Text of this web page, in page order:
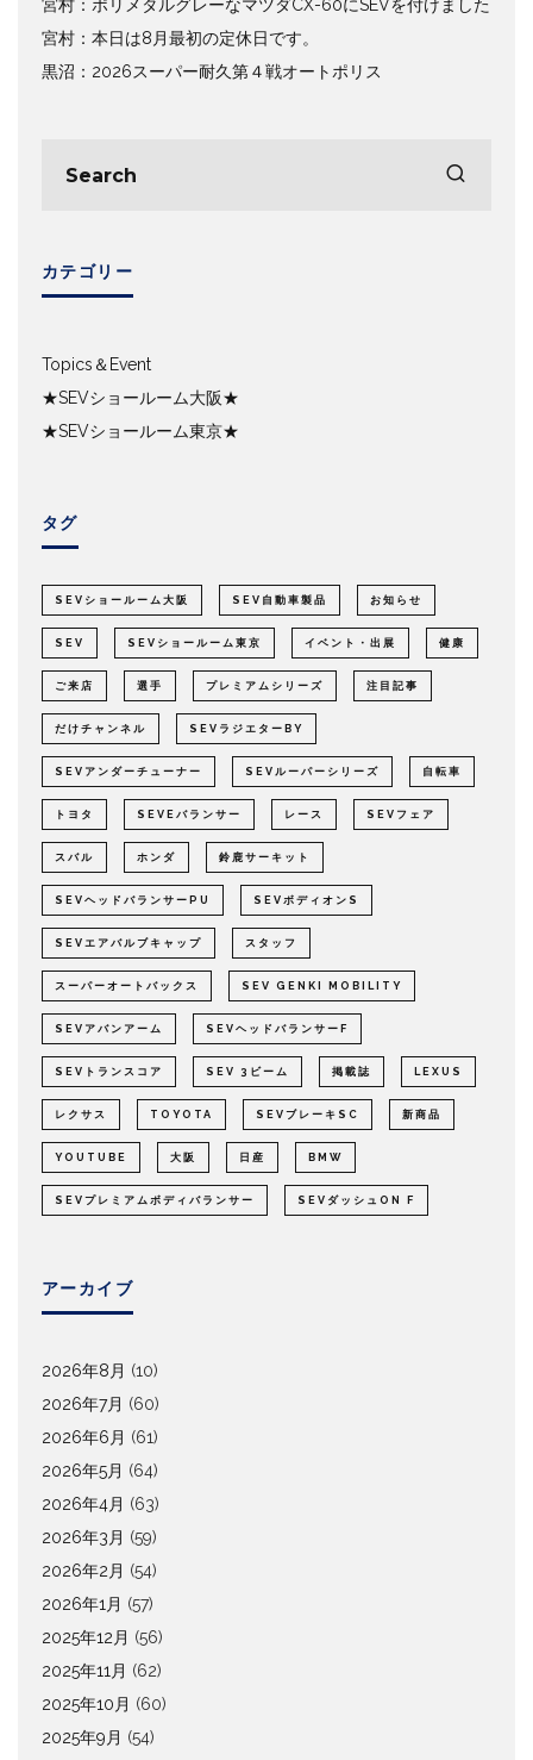
宮村：ポリメタルグレーなマツダCX-60にSEVを付けました
宮村：本日は8月最初の定休日です。
黒沼：2026スーパー耐久第４戦オートポリス
カテゴリー
Topics＆Event
★SEVショールーム大阪★
★SEVショールーム東京★
タグ
SEVショールーム大阪 SEV自動車製品 お知らせ
SEV SEVショールーム東京 イベント・出展 健康
ご来店 選手 プレミアムシリーズ 注目記事
だけチャンネル SEVラジエターBY
SEVアンダーチューナー SEVルーパーシリーズ 自転車
トヨタ SEVEバランサー レース SEVフェア
スバル ホンダ 鈴鹿サーキット
SEVヘッドバランサーPU SEVボディオンS
SEVエアバルブキャップ スタッフ
スーパーオートバックス SEV GENKI MOBILITY
SEVアバンアーム SEVヘッドバランサーF
SEVトランスコア SEV 3ビーム 掲載誌 LEXUS
レクサス TOYOTA SEVブレーキSC 新商品
YOUTUBE 大阪 日産 BMW
SEVプレミアムボディバランサー SEVダッシュON F
アーカイブ
2026年8月 (10)
2026年7月 (60)
2026年6月 (61)
2026年5月 (64)
2026年4月 (63)
2026年3月 (59)
2026年2月 (54)
2026年1月 (57)
2025年12月 (56)
2025年11月 (62)
2025年10月 (60)
2025年9月 (54)